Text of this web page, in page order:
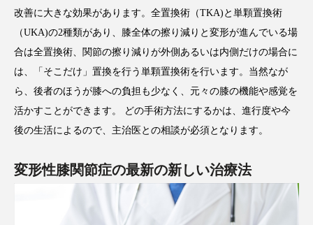
改善に大きな効果があります。全置換術（TKA)と単顆置換術
（UKA)の2種類があり、膝全体の擦り減りと変形が進んでいる場
合は全置換術、関節の擦り減りが外側あるいは内側だけの場合に
は、「そこだけ」置換を行う単顆置換術を行います。当然なが
ら、後者のほうが膝への負担も少なく、元々の膝の機能や感覚を
活かすことができます。 どの手術方法にするかは、進行度や今
後の生活によるので、主治医との相談が必須となります。
変形性膝関節症の最新の新しい治療法